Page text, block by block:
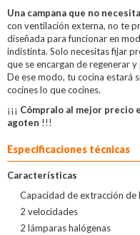
Una campana que no
con ventilación externa, no te
diseñada para funcionar en
indistinta. Solo necesitas fijar
que se encargan de regenerar
De ese modo, tu cocina estará
cocines lo que cocines.
¡¡¡ Cómpralo al mejor precio
agoten !!!
Especificaciones técnicas
Características
Capacidad de extracción
2 velocidades
2 lámparas halógenas